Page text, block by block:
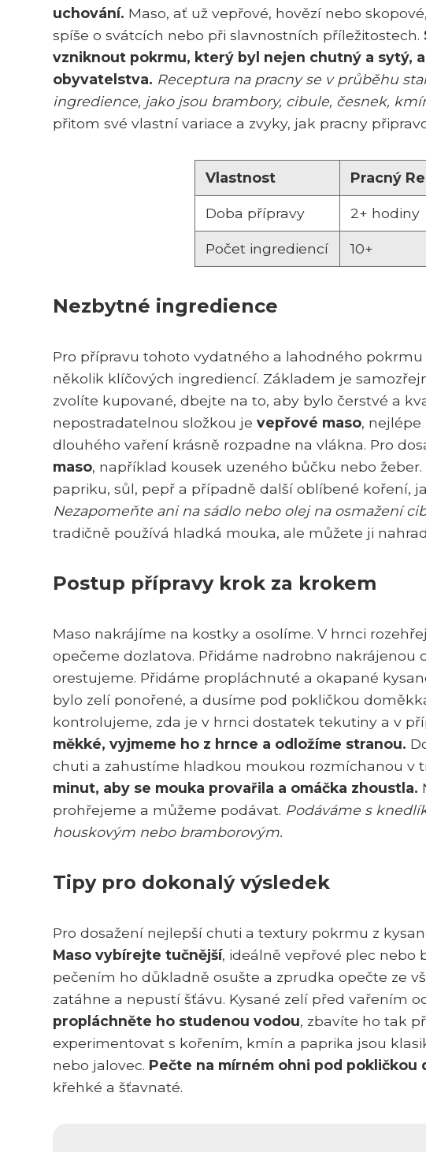
uchování. Maso, ať už vepřové, hovězí nebo
spíše o svátcích nebo při slavnostních příležitostech.
vzniknout pokrmu, který byl nejen chutný a sytý,
obyvatelstva. Receptura na pracny se v průběhu
ingredience, jako jsou brambory, cibule, česnek,
přitom své vlastní variace a zvyky, jak pracny
Vlastnost Pracný
Doba přípravy 2+ hodiny
Počet ingrediencí 10+
Nezbytné ingredience
Pro přípravu tohoto vydatného a lahodného
několik klíčových ingrediencí. Základem je
zvolíte kupované, dbejte na to, aby bylo čerstvé a
nepostradatelnou složkou je vepřové maso, nejlépe
dlouhého vaření krásně rozpadne na vlákna. Pro
maso, například kousek uzeného bůčku nebo
papriku, sůl, pepř a případně další oblíbené koření,
Nezapomeňte ani na sádlo nebo olej na osmažení
tradičně používá hladká mouka, ale můžete ji
Postup přípravy krok za krokem
Maso nakrájíme na kostky a osolíme. V hrnci
opečeme dozlatova. Přidáme nadrobno
orestujeme. Přidáme propláchnuté a okapané
bylo zelí ponořené, a dusíme pod pokličkou
kontrolujeme, zda je v hrnci dostatek tekutiny a v
měkké, vyjmeme ho z hrnce a odložíme stranou.
chuti a zahustíme hladkou moukou rozmíchanou v
minut, aby se mouka provařila a omáčka zhoustla.
prohřejeme a můžeme podávat. Podáváme s
houskovým nebo bramborovým.
Tipy pro dokonalý výsledek
Pro dosažení nejlepší chuti a textury pokrmu z
Maso vybírejte tučnější, ideálně vepřové plec nebo
pečením ho důkladně osušte a zprudka opečte ze
zatáhne a nepustí šťávu. Kysané zelí před vařením
propláchněte ho studenou vodou, zbavíte ho tak
experimentovat s kořením, kmín a paprika jsou
nebo jalovec. Pečte na mírném ohni pod pokličkou
křehké a šťavnaté.